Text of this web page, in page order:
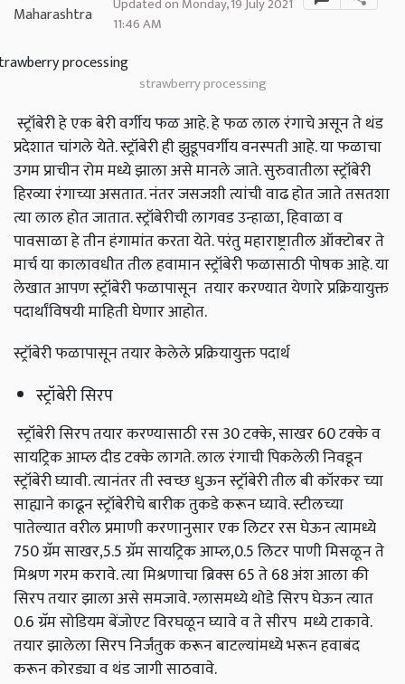
11:46 AM
strawberry processing
स्ट्रॉबेरी हे एक बेरी वर्गीय फळ आहे. हे फळ लाल रंगाचे असून ते थंड
प्रदेशात चांगले येते. स्ट्रॉबेरी ही झुडूपवर्गीय वनस्पती आहे. या फळाचा
उगम प्राचीन रोम मध्ये झाला असे मानले जाते. सुरुवातीला स्ट्रॉबेरी
हिरव्या रंगाच्या असतात. नंतर जसजशी त्यांची वाढ होत जाते तसतशा
त्या लाल होत जातात. स्ट्रॉबेरीची लागवड उन्हाळा, हिवाळा व
पावसाळा हे तीन हंगामांत करता येते. परंतु महाराष्ट्रातील ऑक्‍टोबर ते
मार्च या कालावधीत तील हवामान स्ट्रॉबेरी फळासाठी पोषक आहे. या
लेखात आपण स्ट्रॉबेरी फळापासून तयार करण्यात येणारे प्रक्रियायुक्त
पदार्थांविषयी माहिती घेणार आहोत.
स्ट्रॉबेरी फळापासून तयार केलेले प्रक्रियायुक्त पदार्थ
स्ट्रॉबेरी सिरप
स्ट्रॉबेरी सिरप तयार करण्यासाठी रस 30 टक्के, साखर 60 टक्के व
सायट्रिक आम्ल दीड टक्के लागते. लाल रंगाची पिकलेली निवडून
स्ट्रॉबेरी घ्यावी. त्यानंतर ती स्वच्छ धुऊन स्ट्रॉबेरी तील बी कॉरकर च्या
साह्याने काढून स्ट्रॉबेरीचे बारीक तुकडे करून घ्यावे. स्टीलच्या
पातेल्यात वरील प्रमाणी करणानुसार एक लिटर रस घेऊन त्यामध्ये
750 ग्रॅम साखर,5.5 ग्रॅम सायट्रिक आम्ल,0.5 लिटर पाणी मिसळून ते
मिश्रण गरम करावे. त्या मिश्रणाचा ब्रिक्‍स 65 ते 68 अंश आला की
सिरप तयार झाला असे समजावे. ग्लासमध्ये थोडे सिरप घेऊन त्यात
0.6 ग्रॅम सोडियम बेंजोएट विरघळून घ्यावे व ते सीरप मध्ये टाकावे.
तयार झालेला सिरप निर्जंतुक करून बाटल्यांमध्ये भरून हवाबंद
करून कोरड्या व थंड जागी साठवावे.